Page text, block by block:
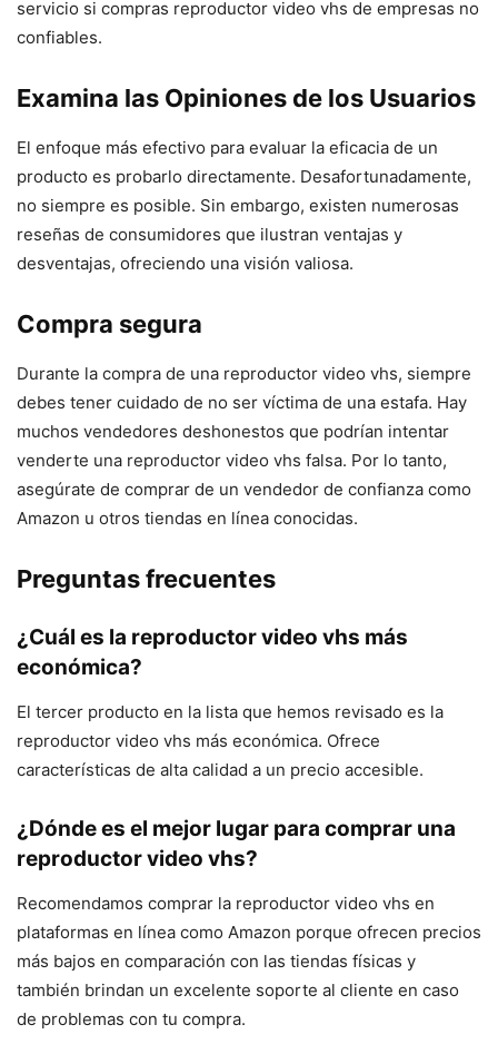
servicio si compras reproductor video vhs de empresas no
confiables.
Examina las Opiniones de los Usuarios
El enfoque más efectivo para evaluar la eficacia de un
producto es probarlo directamente. Desafortunadamente,
no siempre es posible. Sin embargo, existen numerosas
reseñas de consumidores que ilustran ventajas y
desventajas, ofreciendo una visión valiosa.
Compra segura
Durante la compra de una reproductor video vhs, siempre
debes tener cuidado de no ser víctima de una estafa. Hay
muchos vendedores deshonestos que podrían intentar
venderte una reproductor video vhs falsa. Por lo tanto,
asegúrate de comprar de un vendedor de confianza como
Amazon u otros tiendas en línea conocidas.
Preguntas frecuentes
¿Cuál es la reproductor video vhs más
económica?
El tercer producto en la lista que hemos revisado es la
reproductor video vhs más económica. Ofrece
características de alta calidad a un precio accesible.
¿Dónde es el mejor lugar para comprar una
reproductor video vhs?
Recomendamos comprar la reproductor video vhs en
plataformas en línea como Amazon porque ofrecen precios
más bajos en comparación con las tiendas físicas y
también brindan un excelente soporte al cliente en caso
de problemas con tu compra.